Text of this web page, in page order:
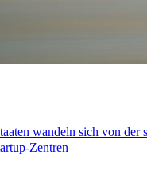
wandeln sich von der
Zentren